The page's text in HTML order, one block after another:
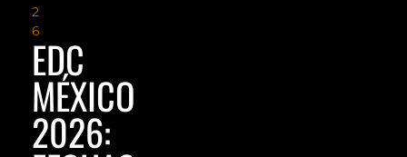
2
6
EDC
MÉXICO
2026: